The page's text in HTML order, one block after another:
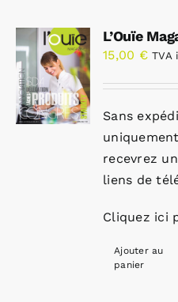
L’Ouïe
15,00 € TVA
Sans
recevrez
liens de
Cliquez ici
Ajouter au
panier